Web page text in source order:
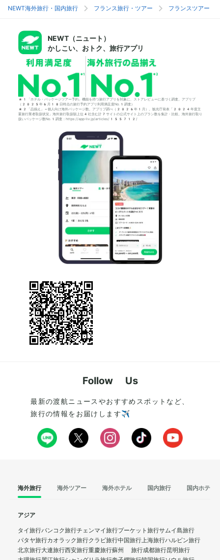
NEWT海外旅行・国内旅行 フランス旅行・ツアー フランスツアー
NEWT（ニュート）
かしこい、おトク、旅行アプリ
*1「ホテル・パッケージツアー予約」機能を持つ旅行アプリを対象に、ストアレビューに基づく調査。アプリブ
（2025年6月18日時点の旅行予約アプリ利用満足度No.1調査）
*2「品揃え」＝個人向け海外パッケージ数。アプリブ調べ（2026年1月）。観光庁発表「2024年度主
要旅行業者取扱状況」海外旅行取扱額上位4社含む計7サイトの公式サイト上のプラン数を集計・比較。海外旅行取り
扱いパッケージ数No.1調査：https://app-liv.jp/articles/155712/
Follow Us
最新の渡航ニュースやおすすめスポットなど、
旅行の情報をお届けします✈️
海外旅行 海外ツアー 海外ホテル 国内旅行 国内ホテル
アジア
タイ旅行バンコク旅行チェンマイ旅行プーケット旅行サムイ島旅行
パタヤ旅行カオラック旅行クラビ旅行中国旅行上海旅行ハルビン旅行
北京旅行大連旅行西安旅行重慶旅行蘇州 旅行成都旅行昆明旅行